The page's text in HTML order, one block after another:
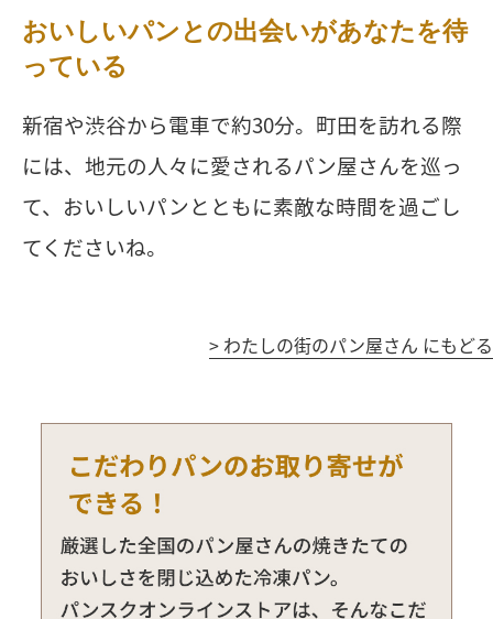
おいしいパンとの出会いがあなたを待
っている
新宿や渋谷から電車で約30分。町田を訪れる際
には、地元の人々に愛されるパン屋さんを巡っ
て、おいしいパンとともに素敵な時間を過ごし
てくださいね。
> わたしの街のパン屋さん にもどる